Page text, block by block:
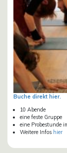
Buche direkt hier.
10 Abende
eine feste Gruppe
eine Probestunde
Weitere Infos hier